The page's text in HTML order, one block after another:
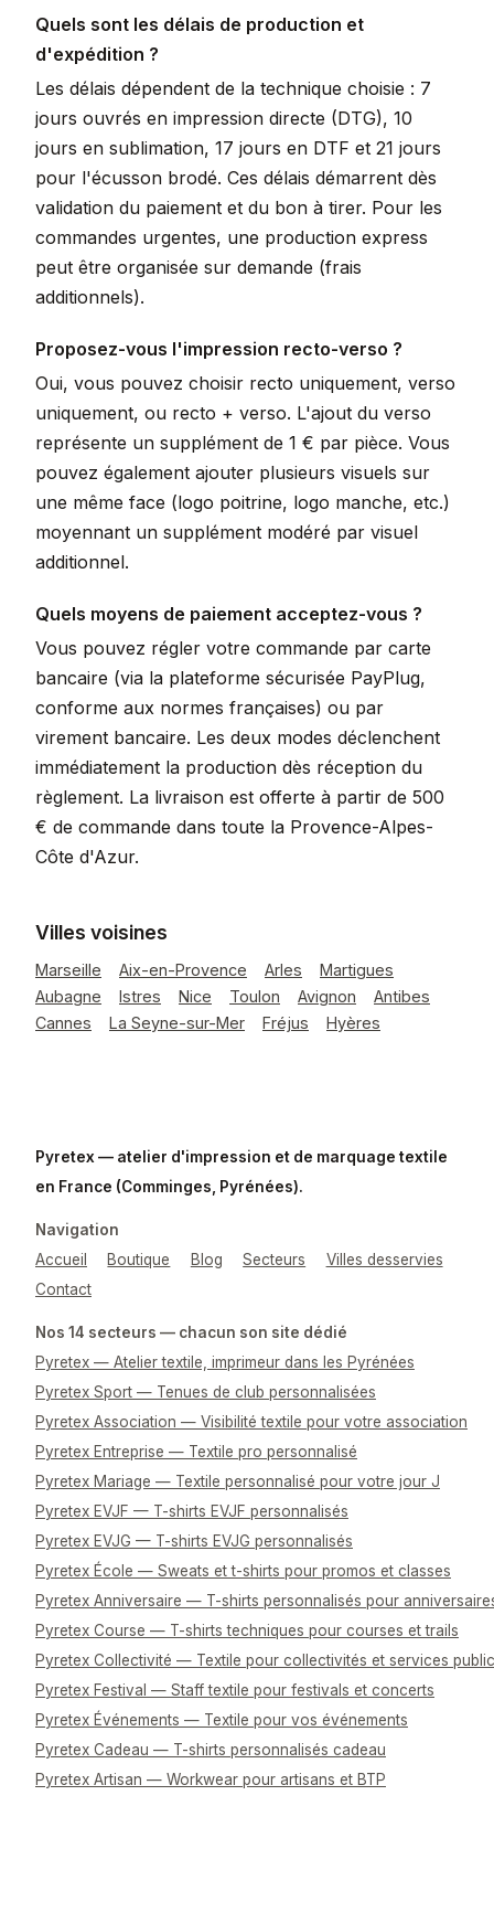
Quels sont les délais de production et
d'expédition ?
Les délais dépendent de la technique choisie : 7
jours ouvrés en impression directe (DTG), 10
jours en sublimation, 17 jours en DTF et 21 jours
pour l'écusson brodé. Ces délais démarrent dès
validation du paiement et du bon à tirer. Pour les
commandes urgentes, une production express
peut être organisée sur demande (frais
additionnels).
Proposez-vous l'impression recto-verso ?
Oui, vous pouvez choisir recto uniquement, verso
uniquement, ou recto + verso. L'ajout du verso
représente un supplément de 1 € par pièce. Vous
pouvez également ajouter plusieurs visuels sur
une même face (logo poitrine, logo manche, etc.)
moyennant un supplément modéré par visuel
additionnel.
Quels moyens de paiement acceptez-vous ?
Vous pouvez régler votre commande par carte
bancaire (via la plateforme sécurisée PayPlug,
conforme aux normes françaises) ou par
virement bancaire. Les deux modes déclenchent
immédiatement la production dès réception du
règlement. La livraison est offerte à partir de 500
€ de commande dans toute la Provence-Alpes-
Côte d'Azur.
Villes voisines
Marseille Aix-en-Provence Arles
Martigues
Aubagne
Istres Nice Toulon Avignon
Antibes
Cannes
La Seyne-sur-Mer Fréjus Hyères
Pyretex — atelier d'impression et de marquage textile
en France (Comminges, Pyrénées).
Navigation
Accueil
Boutique Blog Secteurs
Villes desservies
Contact
Nos 14 secteurs — chacun son site dédié
Pyretex — Atelier textile, imprimeur dans les Pyrénées
Pyretex Sport — Tenues de club personnalisées
Pyretex Association — Visibilité textile pour votre association
Pyretex Entreprise — Textile pro personnalisé
Pyretex Mariage — Textile personnalisé pour votre jour J
Pyretex EVJF — T-shirts EVJF personnalisés
Pyretex EVJG — T-shirts EVJG personnalisés
Pyretex École — Sweats et t-shirts pour promos et classes
Pyretex Anniversaire — T-shirts personnalisés pour
Pyretex Course — T-shirts techniques pour courses et trails
Pyretex Collectivité — Textile pour collectivités et services
Pyretex Festival — Staff textile pour festivals et concerts
Pyretex Événements — Textile pour vos événements
Pyretex Cadeau — T-shirts personnalisés cadeau
Pyretex Artisan — Workwear pour artisans et BTP